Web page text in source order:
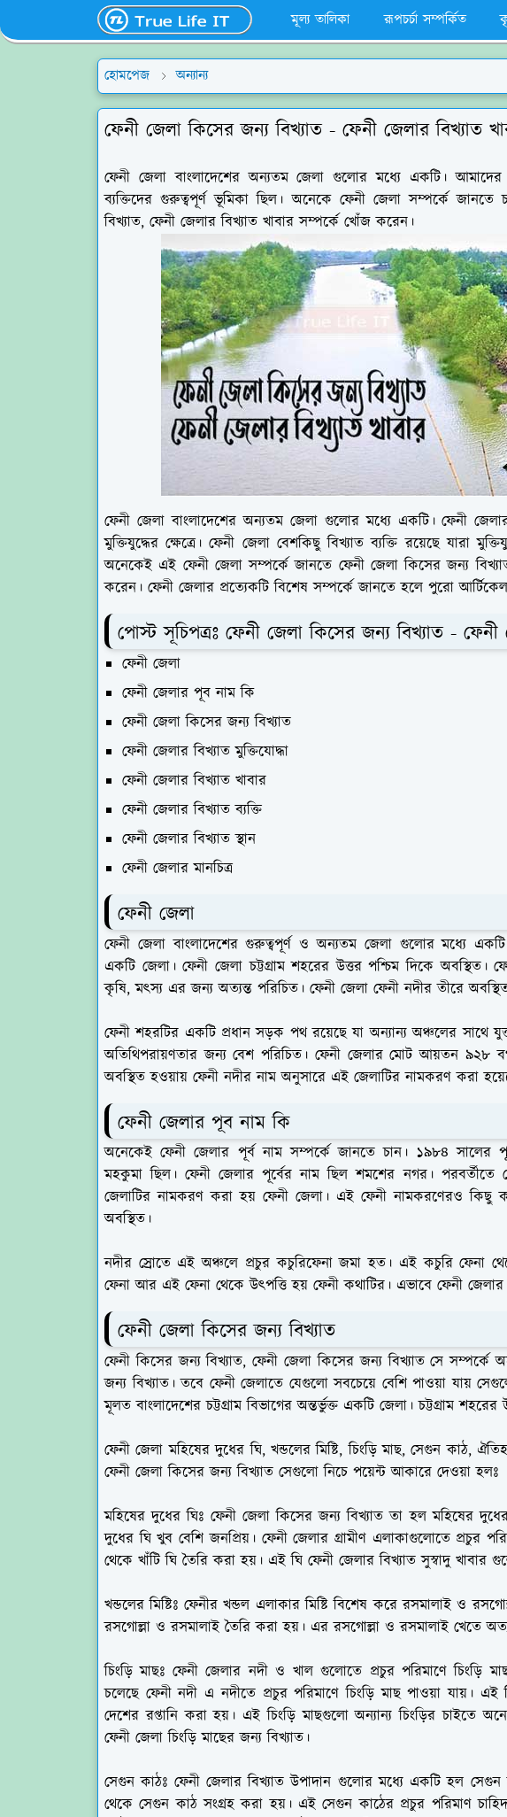
মূল্য তালিকা রূপচর্চা সম্পর্কিত
হোমপেজ অন্যান্য
ফেনী জেলা কিসের জন্য বিখ্যাত - ফেনী জেলার বিখ্যাত
ফেনী জেলা বাংলাদেশের অন্যতম জেলা গুলোর মধ্যে একটি। আমাদের
ব্যক্তিদের গুরুত্বপূর্ণ ভূমিকা ছিল। অনেকে ফেনী জেলা সম্পর্কে
বিখ্যাত, ফেনী জেলার বিখ্যাত খাবার সম্পর্কে খোঁজ করেন।
ফেনী জেলা বাংলাদেশের অন্যতম জেলা গুলোর মধ্যে একটি। ফেনী
মুক্তিযুদ্ধের ক্ষেত্রে। ফেনী জেলা বেশকিছু বিখ্যাত ব্যক্তি রয়েছে যারা
অনেকেই এই ফেনী জেলা সম্পর্কে জানতে ফেনী জেলা কিসের জন্য
করেন। ফেনী জেলার প্রত্যেকটি বিশেষ সম্পর্কে জানতে হলে পুরো
পোস্ট সূচিপত্রঃ ফেনী জেলা কিসের জন্য বিখ্যাত - ফেনী
ফেনী জেলা
ফেনী জেলার পূব নাম কি
ফেনী জেলা কিসের জন্য বিখ্যাত
ফেনী জেলার বিখ্যাত মুক্তিযোদ্ধা
ফেনী জেলার বিখ্যাত খাবার
ফেনী জেলার বিখ্যাত ব্যক্তি
ফেনী জেলার বিখ্যাত স্থান
ফেনী জেলার মানচিত্র
ফেনী জেলা
ফেনী জেলা বাংলাদেশের গুরুত্বপূর্ণ ও অন্যতম জেলা গুলোর মধ্যে একটি।
একটি জেলা। ফেনী জেলা চট্টগ্রাম শহরের উত্তর পশ্চিম দিকে অবস্থিত।
কৃষি, মৎস্য এর জন্য অত্যন্ত পরিচিত। ফেনী জেলা ফেনী নদীর তীরে
ফেনী শহরটির একটি প্রধান সড়ক পথ রয়েছে যা অন্যান্য অঞ্চলের সাথে
অতিথিপরায়ণতার জন্য বেশ পরিচিত। ফেনী জেলার মোট আয়তন ৯২৮
অবস্থিত হওয়ায় ফেনী নদীর নাম অনুসারে এই জেলাটির নামকরণ করা
ফেনী জেলার পূব নাম কি
অনেকেই ফেনী জেলার পূর্ব নাম সম্পর্কে জানতে চান। ১৯৮৪ সালের
মহকুমা ছিল। ফেনী জেলার পূর্বের নাম ছিল শমশের নগর।
জেলাটির নামকরণ করা হয় ফেনী জেলা। এই ফেনী নামকরণেরও কিছু
অবস্থিত।
নদীর স্রোতে এই অঞ্চলে প্রচুর কচুরিফেনা জমা হত। এই কচুরি ফেনা
ফেনা আর এই ফেনা থেকে উৎপত্তি হয় ফেনী কথাটির। এভাবে ফেনী
ফেনী জেলা কিসের জন্য বিখ্যাত
ফেনী কিসের জন্য বিখ্যাত, ফেনী জেলা কিসের জন্য বিখ্যাত সে
জন্য বিখ্যাত। তবে ফেনী জেলাতে যেগুলো সবচেয়ে বেশি পাওয়া যায়
মূলত বাংলাদেশের চট্টগ্রাম বিভাগের অন্তর্ভুক্ত একটি জেলা। চট্টগ্রাম
ফেনী জেলা মহিষের দুধের ঘি, খন্ডলের মিষ্টি, চিংড়ি মাছ, সেগুন কাঠ,
ফেনী জেলা কিসের জন্য বিখ্যাত সেগুলো নিচে পয়েন্ট আকারে দেওয়া হলঃ
মহিষের দুধের ঘিঃ ফেনী জেলা কিসের জন্য বিখ্যাত তা হল মহিষের
দুধের ঘি খুব বেশি জনপ্রিয়। ফেনী জেলার গ্রামীণ এলাকাগুলোতে প্রচুর
থেকে খাঁটি ঘি তৈরি করা হয়। এই ঘি ফেনী জেলার বিখ্যাত সুস্বাদু খাবার
খন্ডলের মিষ্টিঃ ফেনীর খন্ডল এলাকার মিষ্টি বিশেষ করে রসমালাই ও
রসগোল্লা ও রসমালাই তৈরি করা হয়। এর রসগোল্লা ও রসমালাই খেতে
চিংড়ি মাছঃ ফেনী জেলার নদী ও খাল গুলোতে প্রচুর পরিমাণে চিংড়ি
চলেছে ফেনী নদী এ নদীতে প্রচুর পরিমাণে চিংড়ি মাছ পাওয়া যায়। এই
দেশের রপ্তানি করা হয়। এই চিংড়ি মাছগুলো অন্যান্য চিংড়ির চাইতে
ফেনী জেলা চিংড়ি মাছের জন্য বিখ্যাত।
সেগুন কাঠঃ ফেনী জেলার বিখ্যাত উপাদান গুলোর মধ্যে একটি হল সেগুন
থেকে সেগুন কাঠ সংগ্রহ করা হয়। এই সেগুন কাঠের প্রচুর পরিমাণ